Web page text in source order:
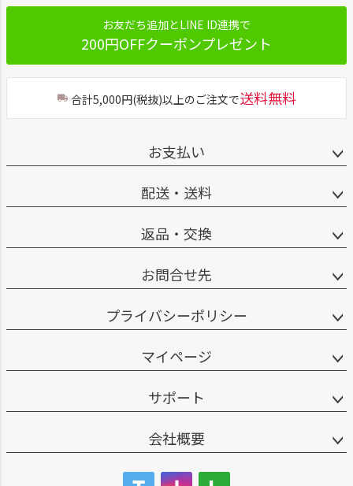
お友だち追加とLINE ID連携で
200円OFFクーポンプレゼント
合計5,000円(税抜)以上のご注文で送料無料
お支払い
配送・送料
返品・交換
お問合せ先
プライバシーポリシー
マイページ
サポート
会社概要